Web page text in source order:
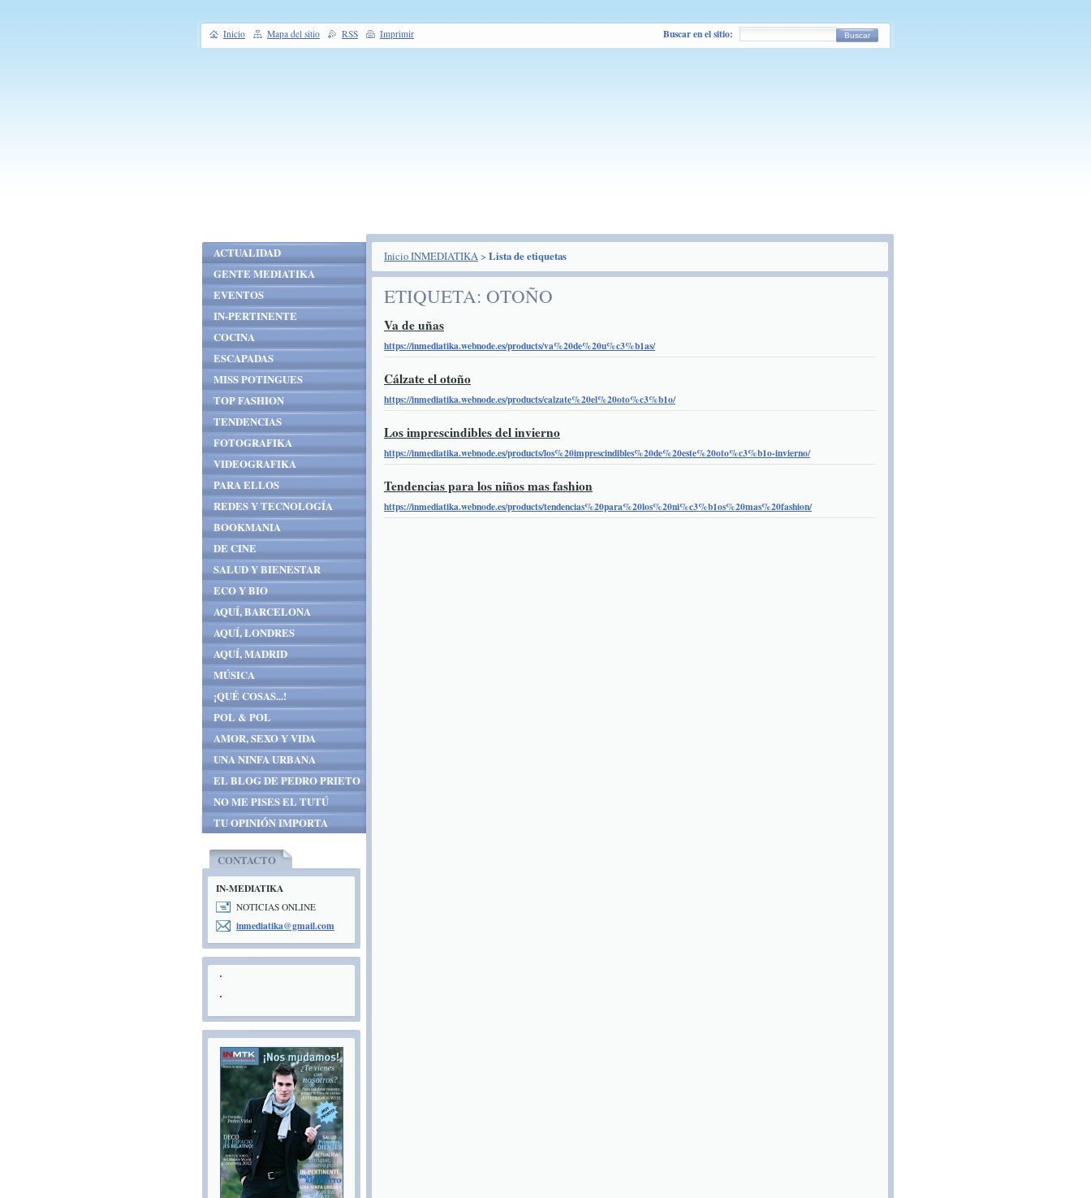
Inicio INMEDIATIKA> Lista de etiquetas
ETIQUETA: OTOÑO
Va de uñas
https://inmediatika.webnode.es/products/va%20de%20u%c3%b1as/
Cálzate el otoño
https://inmediatika.webnode.es/products/calzate%20el%20oto%c3%b1o/
Los imprescindibles del invierno
https://inmediatika.webnode.es/products/los%20imprescindibles%20de%20este%20oto%c3%b1o-invierno/
Tendencias para los niños mas fashion
https://inmediatika.webnode.es/products/tendencias%20para%20los%20ni%c3%b1os%20mas%20fashion/
ACTUALIDAD
GENTE MEDIATIKA
EVENTOS
IN-PERTINENTE
COCINA
ESCAPADAS
MISS POTINGUES
TOP FASHION
TENDENCIAS
FOTOGRAFIKA
VIDEOGRAFIKA
PARA ELLOS
REDES Y TECNOLOGÍA
BOOKMANIA
DE CINE
SALUD Y BIENESTAR
ECO Y BIO
AQUÍ, BARCELONA
AQUÍ, LONDRES
AQUÍ, MADRID
MÚSICA
¡QUÉ COSAS...!
POL & POL
AMOR, SEXO Y VIDA
UNA NINFA URBANA
EL BLOG DE PEDRO PRIETO
NO ME PISES EL TUTÚ
TU OPINIÓN IMPORTA
CONTACTO
IN-MEDIATIKA
NOTICIAS ONLINE
inmediatika@gmail.com
Inicio Mapa del sitio RSS Imprimir Buscar en el sitio: Buscar